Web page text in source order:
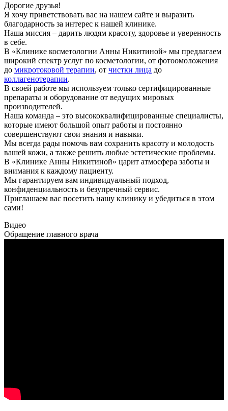
Дорогие друзья!
Я хочу приветствовать вас на нашем сайте и выразить
благодарность за интерес к нашей клинике.
Наша миссия – дарить людям красоту, здоровье и уверенность
в себе.
В «Клинике косметологии Анны Никитиной» мы предлагаем
широкий спектр услуг по косметологии, от фотоомоложения
до микротоковой терапии, от чистки лица до
коллагенотерапии.
В своей работе мы используем только сертифицированные
препараты и оборудование от ведущих мировых
производителей.
Наша команда – это высококвалифицированные специалисты,
которые имеют большой опыт работы и постоянно
совершенствуют свои знания и навыки.
Мы всегда рады помочь вам сохранить красоту и молодость
вашей кожи, а также решить любые эстетические проблемы.
В «Клинике Анны Никитиной» царит атмосфера заботы и
внимания к каждому пациенту.
Мы гарантируем вам индивидуальный подход,
конфиденциальность и безупречный сервис.
Приглашаем вас посетить нашу клинику и убедиться в этом
сами!
Видео
Обращение главного врача